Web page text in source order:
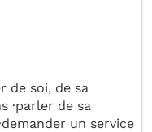
de soi, de sa
·parler de sa
un service